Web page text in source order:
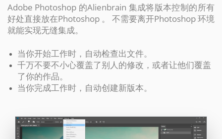
Adobe Photoshop 的Alienbrain 集成将版本控制的所有
好处直接放在Photoshop 。 不需要离开Photoshop 环境
就能实现无缝集成。
当你开始工作时，自动检查出文件。
千万不要不小心覆盖了别人的修改，或者让他们覆盖
了你的作品。
当你完成工作时，自动创建新版本。